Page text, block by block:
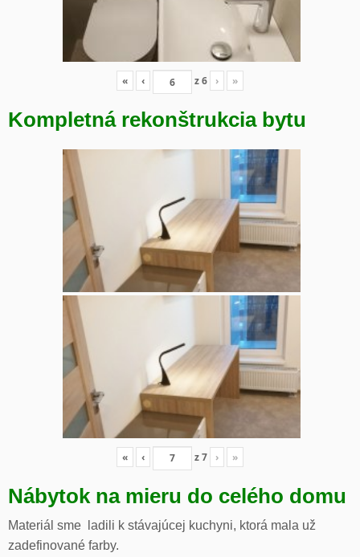
« ‹ z6 › »
Kompletná rekonštrukcia bytu
« ‹ z7 › »
Nábytok na mieru do celého domu
Materiál sme ladili k stávajúcej kuchyni, ktorá mala už
zadefinované farby.